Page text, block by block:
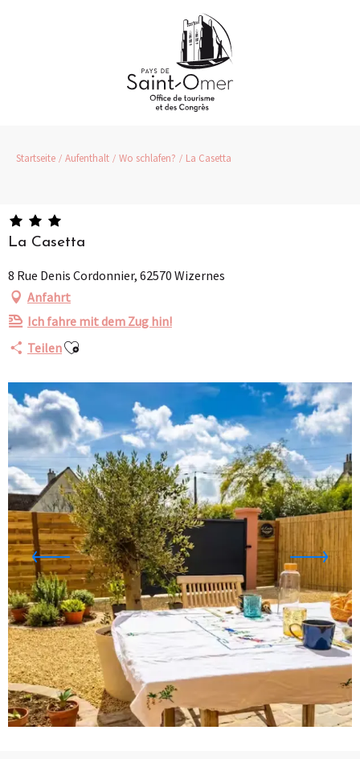
Startseite Aufenthalt Wo schlafen? La Casetta
La Casetta
8 Rue Denis Cordonnier, 62570 Wizernes
Anfahrt
Ich fahre mit dem Zug hin!
TeilenAjouter aux favoris